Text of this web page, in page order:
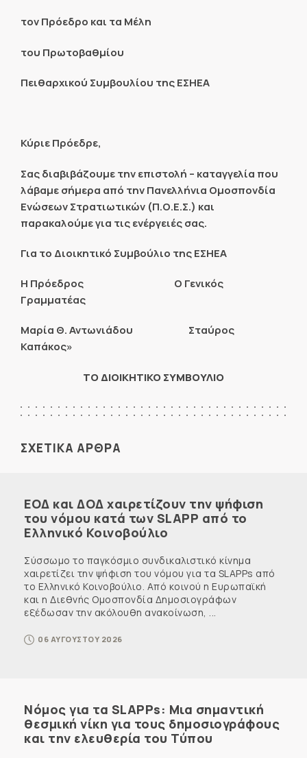
τον Πρόεδρο και τα Μέλη
του Πρωτοβαθμίου
Πειθαρχικού Συμβουλίου της ΕΣΗΕΑ
Κύριε Πρόεδρε,
Σας διαβιβάζουμε την επιστολή – καταγγελία που
λάβαμε σήμερα από την Πανελλήνια Ομοσπονδία
Ενώσεων Στρατιωτικών (Π.Ο.Ε.Σ.) και
παρακαλούμε για τις ενέργειές σας.
Για το Διοικητικό Συμβούλιο της ΕΣΗΕΑ
Η Πρόεδρος Ο Γενικός
Γραμματέας
Μαρία Θ. Αντωνιάδου Σταύρος
Καπάκος»
ΤΟ ΔΙΟΙΚΗΤΙΚΟ ΣΥΜΒΟΥΛΙΟ
ΣΧΕΤΙΚΑ ΑΡΘΡΑ
ΕΟΔ και ΔΟΔ χαιρετίζουν την ψήφιση
του νόμου κατά των SLAPP από το
Ελληνικό Κοινοβούλιο
Σύσσωμο το παγκόσμιο συνδικαλιστικό κίνημα
χαιρετίζει την ψήφιση του νόμου για τα SLAPPs από
το Ελληνικό Κοινοβούλιο. Από κοινού η Ευρωπαϊκή
και η Διεθνής Ομοσπονδία Δημοσιογράφων
εξέδωσαν την ακόλουθη ανακοίνωση, ...
06 ΑΥΓΟΥΣΤΟΥ 2026
Νόμος για τα SLAPPs: Μια σημαντική
θεσμική νίκη για τους δημοσιογράφους
και την ελευθερία του Τύπου